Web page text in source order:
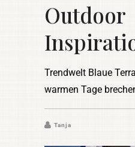
Outdoor
Trendwelt Blaue
warmen Tage
Tanja